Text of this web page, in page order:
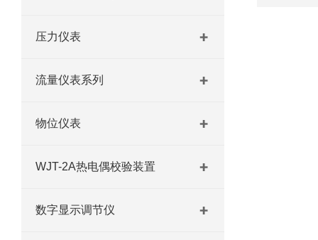
压力仪表
流量仪表系列
物位仪表
WJT-2A热电偶校验装置
数字显示调节仪